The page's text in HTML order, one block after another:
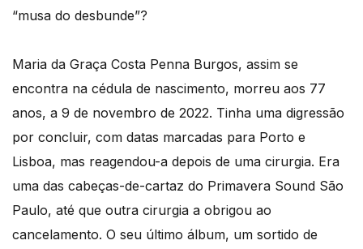
“musa do desbunde”?
Maria da Graça Costa Penna Burgos, assim se
encontra na cédula de nascimento, morreu aos 77
anos, a 9 de novembro de 2022. Tinha uma digressão
por concluir, com datas marcadas para Porto e
Lisboa, mas reagendou-a depois de uma cirurgia. Era
uma das cabeças-de-cartaz do Primavera Sound São
Paulo, até que outra cirurgia a obrigou ao
cancelamento. O seu último álbum, um sortido de